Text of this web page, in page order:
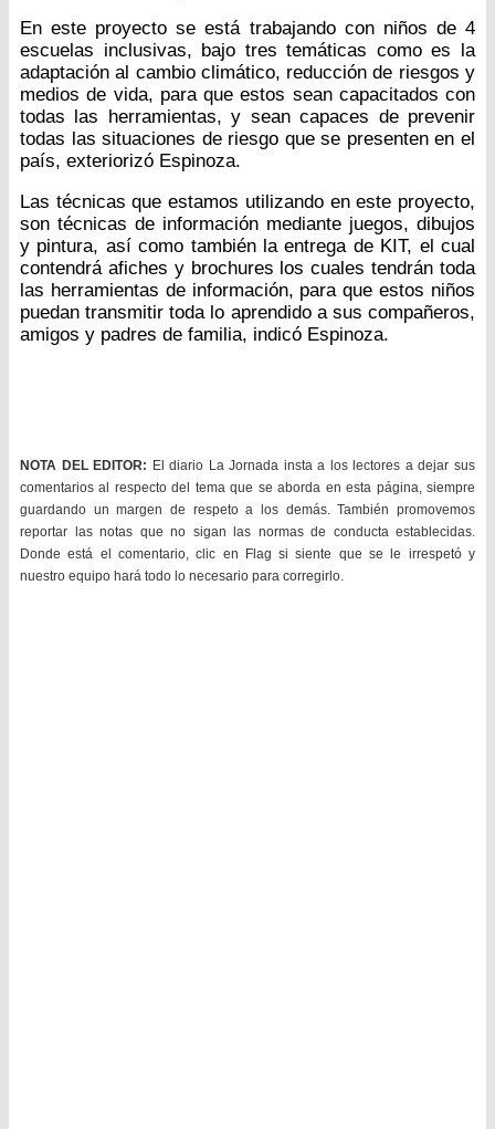
En este proyecto se está trabajando con niños de 4
escuelas inclusivas, bajo tres temáticas como es la
adaptación al cambio climático, reducción de riesgos y
medios de vida, para que estos sean capacitados con
todas las herramientas, y sean capaces de prevenir
todas las situaciones de riesgo que se presenten en el
país, exteriorizó Espinoza.
Las técnicas que estamos utilizando en este proyecto,
son técnicas de información mediante juegos, dibujos
y pintura, así como también la entrega de KIT, el cual
contendrá afiches y brochures los cuales tendrán toda
las herramientas de información, para que estos niños
puedan transmitir toda lo aprendido a sus compañeros,
amigos y padres de familia, indicó Espinoza.
NOTA DEL EDITOR: El diario La Jornada insta a los lectores a dejar sus
comentarios al respecto del tema que se aborda en esta página, siempre
guardando un margen de respeto a los demás. También promovemos
reportar las notas que no sigan las normas de conducta establecidas.
Donde está el comentario, clic en Flag si siente que se le irrespetó y
nuestro equipo hará todo lo necesario para corregirlo.